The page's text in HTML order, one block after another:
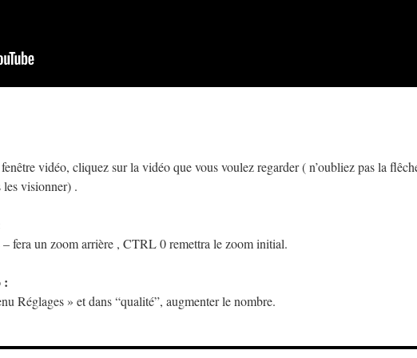
vidéo, cliquez sur la vidéo que vous voulez regarder ( n’oubliez pas la
visionner) .
fera un zoom arrière , CTRL 0 remettra le zoom initial.
:
Réglages » et dans “qualité”, augmenter le nombre.